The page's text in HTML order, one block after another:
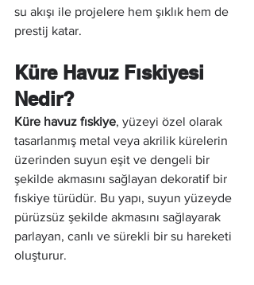
su akışı ile projelere hem şıklık hem de
prestij katar.
Küre Havuz Fıskiyesi
Nedir?
Küre havuz fıskiye, yüzeyi özel olarak
tasarlanmış metal veya akrilik kürelerin
üzerinden suyun eşit ve dengeli bir
şekilde akmasını sağlayan dekoratif bir
fıskiye türüdür. Bu yapı, suyun yüzeyde
pürüzsüz şekilde akmasını sağlayarak
parlayan, canlı ve sürekli bir su hareketi
oluşturur.